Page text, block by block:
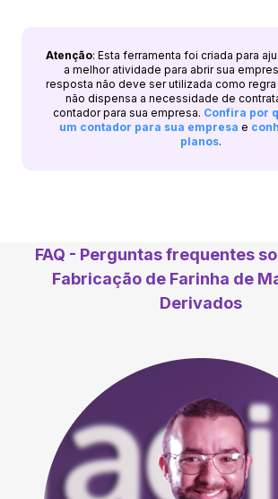
Atenção: Esta ferramenta foi criada para
a melhor atividade para abrir sua
resposta não deve ser utilizada como
não dispensa a necessidade de
contador para sua empresa. Confira por
um contador para sua empresa e
planos.
FAQ - Perguntas frequentes
Fabricação de Farinha de
Derivados